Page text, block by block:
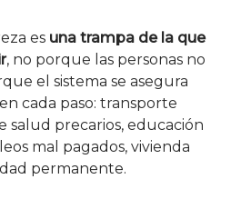
es una trampa de la que
, no porque las personas no
el sistema se asegura
cada paso: transporte
salud precarios, educación
mal pagados, vivienda
permanente.